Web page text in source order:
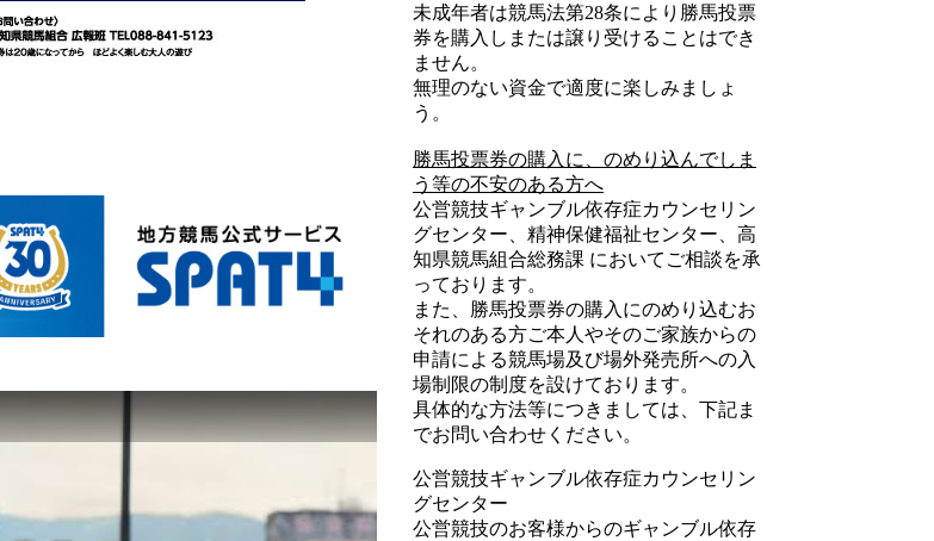
未成年者は競馬法第28条により勝馬投票
券を購入しまたは譲り受けることはでき
ません。
無理のない資金で適度に楽しみましょ
う。
勝馬投票券の購入に、のめり込んでしま
う等の不安のある方へ
公営競技ギャンブル依存症カウンセリン
グセンター、精神保健福祉センター、高
知県競馬組合総務課 においてご相談を承
っております。
また、勝馬投票券の購入にのめり込むお
それのある方ご本人やそのご家族からの
申請による競馬場及び場外発売所への入
場制限の制度を設けております。
具体的な方法等につきましては、下記ま
でお問い合わせください。
公営競技ギャンブル依存症カウンセリン
グセンター
公営競技のお客様からのギャンブル依存